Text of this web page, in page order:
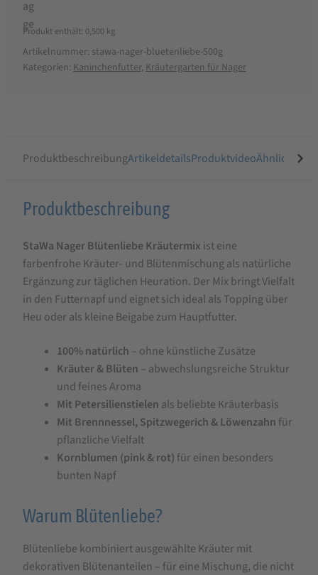
Produkt enthält: 0,500 kg
Artikelnummer: stawa-nager-bluetenliebe-500g
Kategorien: Kaninchenfutter, Kräutergarten für Nager
ProduktbeschreibungArtikeldetailsProduktvideoÄhnliche
Produktbeschreibung
StaWa
Nager
Blütenliebe
Kräutermix
Produktbeschreibung
StaWa Nager Blütenliebe Kräutermix ist eine
farbenfrohe Kräuter- und Blütenmischung als natürliche
Ergänzung zur täglichen Heuration. Der Mix bringt Vielfalt
in den Futternapf und eignet sich ideal als Topping über
Heu oder als kleine Beigabe zum Hauptfutter.
100% natürlich – ohne künstliche Zusätze
Kräuter & Blüten – abwechslungsreiche Struktur
und feines Aroma
Mit Petersilienstielen als beliebte Kräuterbasis
Mit Brennnessel, Spitzwegerich & Löwenzahn für
pflanzliche Vielfalt
Kornblumen (pink & rot) für einen besonders
bunten Napf
Warum Blütenliebe?
Blütenliebe kombiniert ausgewählte Kräuter mit
dekorativen Blütenanteilen – für eine Mischung, die nicht